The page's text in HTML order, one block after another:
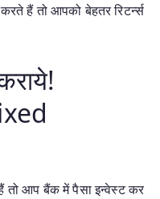
हैं तो आपको बेहतर रिटर्न्स
तो आप बैंक में पैसा इन्वेस्ट कर